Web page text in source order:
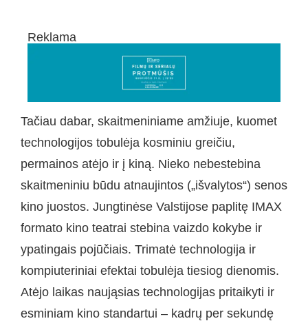
Reklama
Tačiau dabar, skaitmeniniame amžiuje, kuomet
technologijos tobulėja kosminiu greičiu,
permainos atėjo ir į kiną. Nieko nebestebina
skaitmeniniu būdu atnaujintos („išvalytos“) senos
kino juostos. Jungtinėse Valstijose paplitę IMAX
formato kino teatrai stebina vaizdo kokybe ir
ypatingais pojūčiais. Trimatė technologija ir
kompiuteriniai efektai tobulėja tiesiog dienomis.
Atėjo laikas naująsias technologijas pritaikyti ir
esminiam kino standartui – kadrų per sekundę